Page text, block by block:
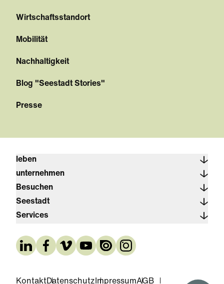
Wirtschaftsstandort
Mobilität
Nachhaltigkeit
Blog "Seestadt Stories"
Presse
leben
unternehmen
Besuchen
Seestadt
Services
KontaktDatenschutz ImpressumAGB